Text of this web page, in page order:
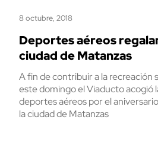
8 octubre, 2018
Deportes aéreos
ciudad de Matanzas
A fin de contribuir a la recreación
este domingo el Viaducto acogió
deportes aéreos por el
la ciudad de Matanzas